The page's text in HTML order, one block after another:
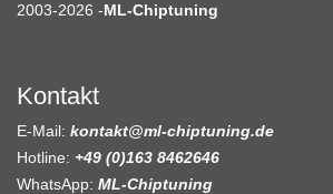
2003-2026 -ML-Chiptuning
Kontakt
E-Mail: kontakt@ml-chiptuning.de
Hotline: +49 (0)163 8462646
WhatsApp: ML-Chiptuning